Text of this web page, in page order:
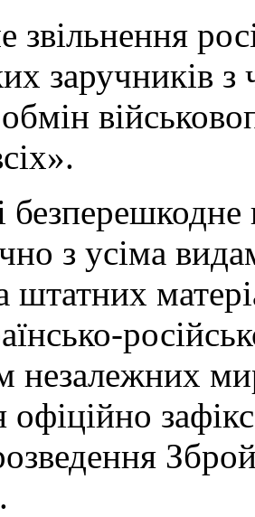
звільнення
заручників з
з усіма
штатних
незалежних
офіційно